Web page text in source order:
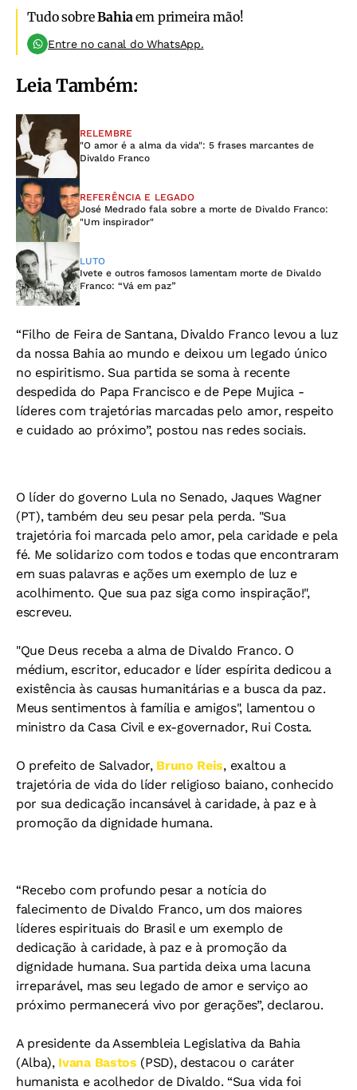
Tudo sobreBahiaem primeira mão!
Entre no canal do WhatsApp.
Leia Também:
RELEMBRE
"O amor é a alma da vida": 5 frases marcantes de
Divaldo Franco
REFERÊNCIA E LEGADO
José Medrado fala sobre a morte de Divaldo Franco:
"Um inspirador"
LUTO
Ivete e outros famosos lamentam morte de Divaldo
Franco: “Vá em paz”
“Filho de Feira de Santana, Divaldo Franco levou a luz
da nossa Bahia ao mundo e deixou um legado único
no espiritismo. Sua partida se soma à recente
despedida do Papa Francisco e de Pepe Mujica -
líderes com trajetórias marcadas pelo amor, respeito
e cuidado ao próximo”, postou nas redes sociais.
O líder do governo Lula no Senado, Jaques Wagner
(PT), também deu seu pesar pela perda. "Sua
trajetória foi marcada pelo amor, pela caridade e pela
fé. Me solidarizo com todos e todas que encontraram
em suas palavras e ações um exemplo de luz e
acolhimento. Que sua paz siga como inspiração!",
escreveu.
"Que Deus receba a alma de Divaldo Franco. O
médium, escritor, educador e líder espírita dedicou a
existência às causas humanitárias e a busca da paz.
Meus sentimentos à família e amigos", lamentou o
ministro da Casa Civil e ex-governador, Rui Costa.
O prefeito de Salvador, Bruno Reis, exaltou a
trajetória de vida do líder religioso baiano, conhecido
por sua dedicação incansável à caridade, à paz e à
promoção da dignidade humana.
“Recebo com profundo pesar a notícia do
falecimento de Divaldo Franco, um dos maiores
líderes espirituais do Brasil e um exemplo de
dedicação à caridade, à paz e à promoção da
dignidade humana. Sua partida deixa uma lacuna
irreparável, mas seu legado de amor e serviço ao
próximo permanecerá vivo por gerações”, declarou.
A presidente da Assembleia Legislativa da Bahia
(Alba), Ivana Bastos (PSD), destacou o caráter
humanista e acolhedor de Divaldo. “Sua vida foi